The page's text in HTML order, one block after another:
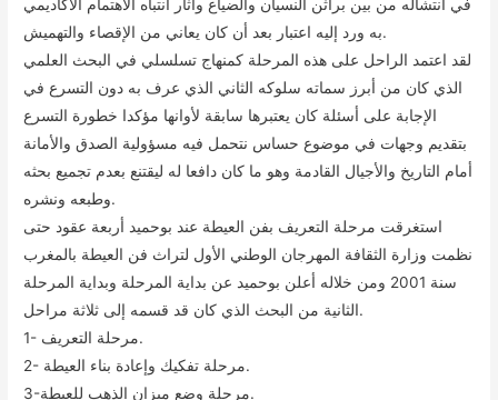
في انتشاله من بين براثن النسيان والضياع وأثار انتباه الاهتمام الأكاديمي
به ورد إليه اعتبار بعد أن كان يعاني من الإقصاء والتهميش.
لقد اعتمد الراحل على هذه المرحلة كمنهاج تسلسلي في البحث العلمي
الذي كان من أبرز سماته سلوكه الثاني الذي عرف به دون التسرع في
الإجابة على أسئلة كان يعتبرها سابقة لأوانها مؤكدا خطورة التسرع
بتقديم وجهات في موضوع حساس نتحمل فيه مسؤولية الصدق والأمانة
أمام التاريخ والأجيال القادمة وهو ما كان دافعا له ليقتنع بعدم تجميع بحثه
وطبعه ونشره.
استغرقت مرحلة التعريف بفن العيطة عند بوحميد أربعة عقود حتى
نظمت وزارة الثقافة المهرجان الوطني الأول لتراث فن العيطة بالمغرب
سنة 2001 ومن خلاله أعلن بوحميد عن بداية المرحلة وبداية المرحلة
الثانية من البحث الذي كان قد قسمه إلى ثلاثة مراحل.
1- مرحلة التعريف.
2- مرحلة تفكيك وإعادة بناء العيطة.
3-مرحلة وضع ميزان الذهب للعيطة.